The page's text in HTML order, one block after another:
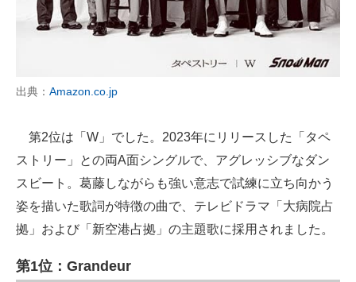
出典： Amazon.co.jp
第2位は「W」でした。2023年にリリースした「タペ
ストリー」との両A面シングルで、アグレッシブなダン
スビート。葛藤しながらも強い意志で試練に立ち向かう
姿を描いた歌詞が特徴の曲で、テレビドラマ「大病院占
拠」および「新空港占拠」の主題歌に採用されました。
第1位：Grandeur